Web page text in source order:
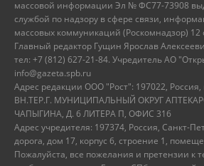
массовой информации Эл № ФС77-73908
службой по надзору в сфере связи,
массовых коммуникаций (Роскомнадзор) 12
Главный редактор Гущин Ярослав
тел: +7 (812) 627-21-84. Учредитель АО
info@gazeta.spb.ru
Адрес редакции ООО "Рост": 197022, Россия,
ВН.ТЕР.Г. МУНИЦИПАЛЬНЫЙ ОКРУГ
ЧАПЫГИНА, Д. 6 ЛИТЕРА П, ОФИС 316
Адрес учредителя: 197374, Россия, Санкт-
дорога, дом 17, корпус 6, строение 1,
Пожалуйста, все пожелания и претензии к